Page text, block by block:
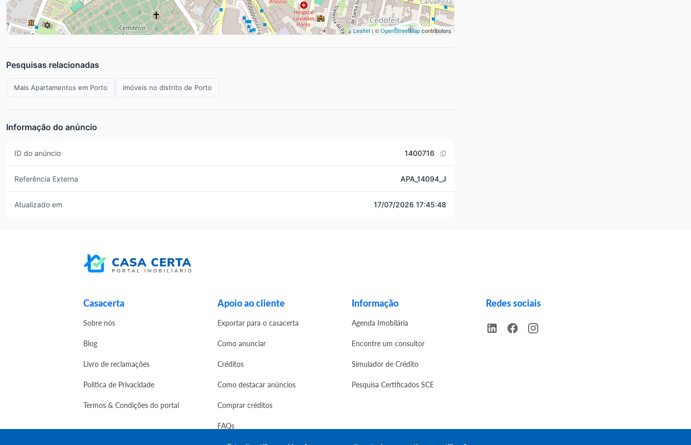
Leaflet| ©OpenStreetMapcontributors
Pesquisas relacionadas
Mais Apartamentos em Porto Imóveis no distrito de Porto
Informação do anúncio
ID do anúncio 1400716
Referência Externa APA_14094_J
Atualizado em 17/07/2026 17:45:48
Casacerta
Sobre nós
Blog
Livro de reclamações
Politica de Privacidade
Termos & Condições do portal
Apoio ao cliente
Exportar para o casacerta
Como anunciar
Créditos
Como destacar anúncios
Comprar créditos
FAQs
Informação
Agenda Imobilária
Encontre um consultor
Simulador de Crédito
Pesquisa Certificados SCE
Redes sociais